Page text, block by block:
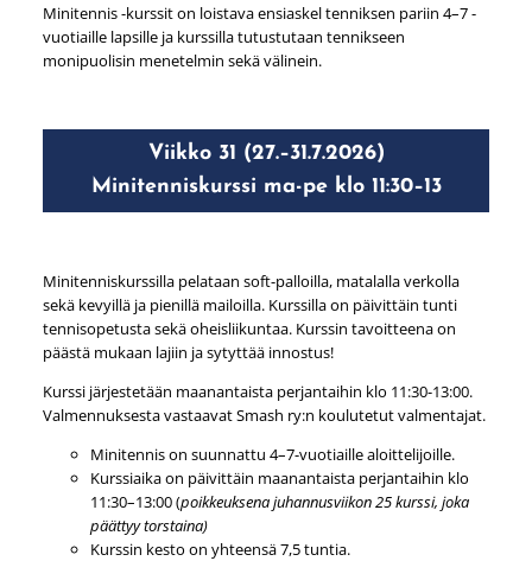
Minitennis -kurssit on loistava ensiaskel tenniksen pariin 4–7 -
vuotiaille lapsille ja kurssilla tutustutaan tennikseen
monipuolisin menetelmin sekä välinein.
Viikko 31 (27.–31.7.2026)
Minitenniskurssi ma-pe klo 11:30–13
Minitenniskurssilla pelataan soft-palloilla, matalalla verkolla
sekä kevyillä ja pienillä mailoilla. Kurssilla on päivittäin tunti
tennisopetusta sekä oheisliikuntaa. Kurssin tavoitteena on
päästä mukaan lajiin ja sytyttää innostus!
Kurssi järjestetään maanantaista perjantaihin klo 11:30-13:00.
Valmennuksesta vastaavat Smash ry:n koulutetut valmentajat.
Minitennis on suunnattu 4–7-vuotiaille aloittelijoille.
Kurssiaika on päivittäin maanantaista perjantaihin klo
11:30–13:00 (poikkeuksena juhannusviikon 25 kurssi, joka
päättyy torstaina)
Kurssin kesto on yhteensä 7,5 tuntia.